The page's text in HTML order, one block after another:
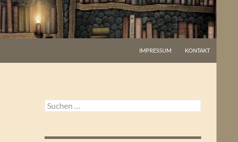
IMPRESSUM KONTAKT
Suchen
nach: